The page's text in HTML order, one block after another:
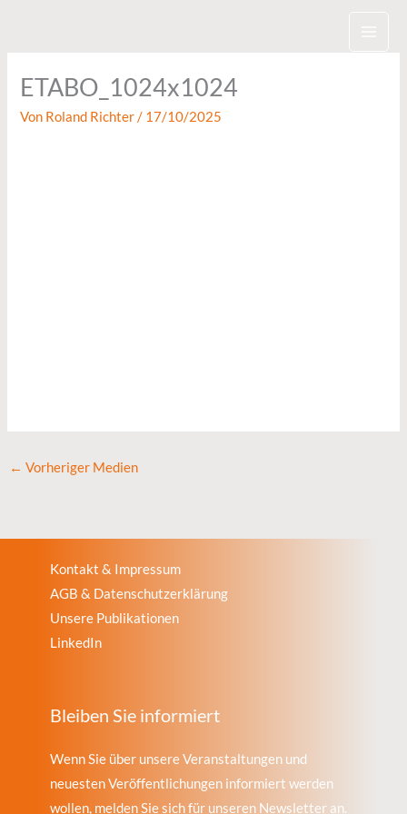
ETABO_1024x1024
Von Roland Richter/ 17/10/2025
← Vorheriger Medien
Kontakt & Impressum
AGB & Datenschutzerklärung
Unsere Publikationen
LinkedIn
Bleiben Sie informiert
Wenn Sie über unsere Veranstaltungen und
neuesten Veröffentlichungen informiert werden
wollen, melden Sie sich für unseren Newsletter an.